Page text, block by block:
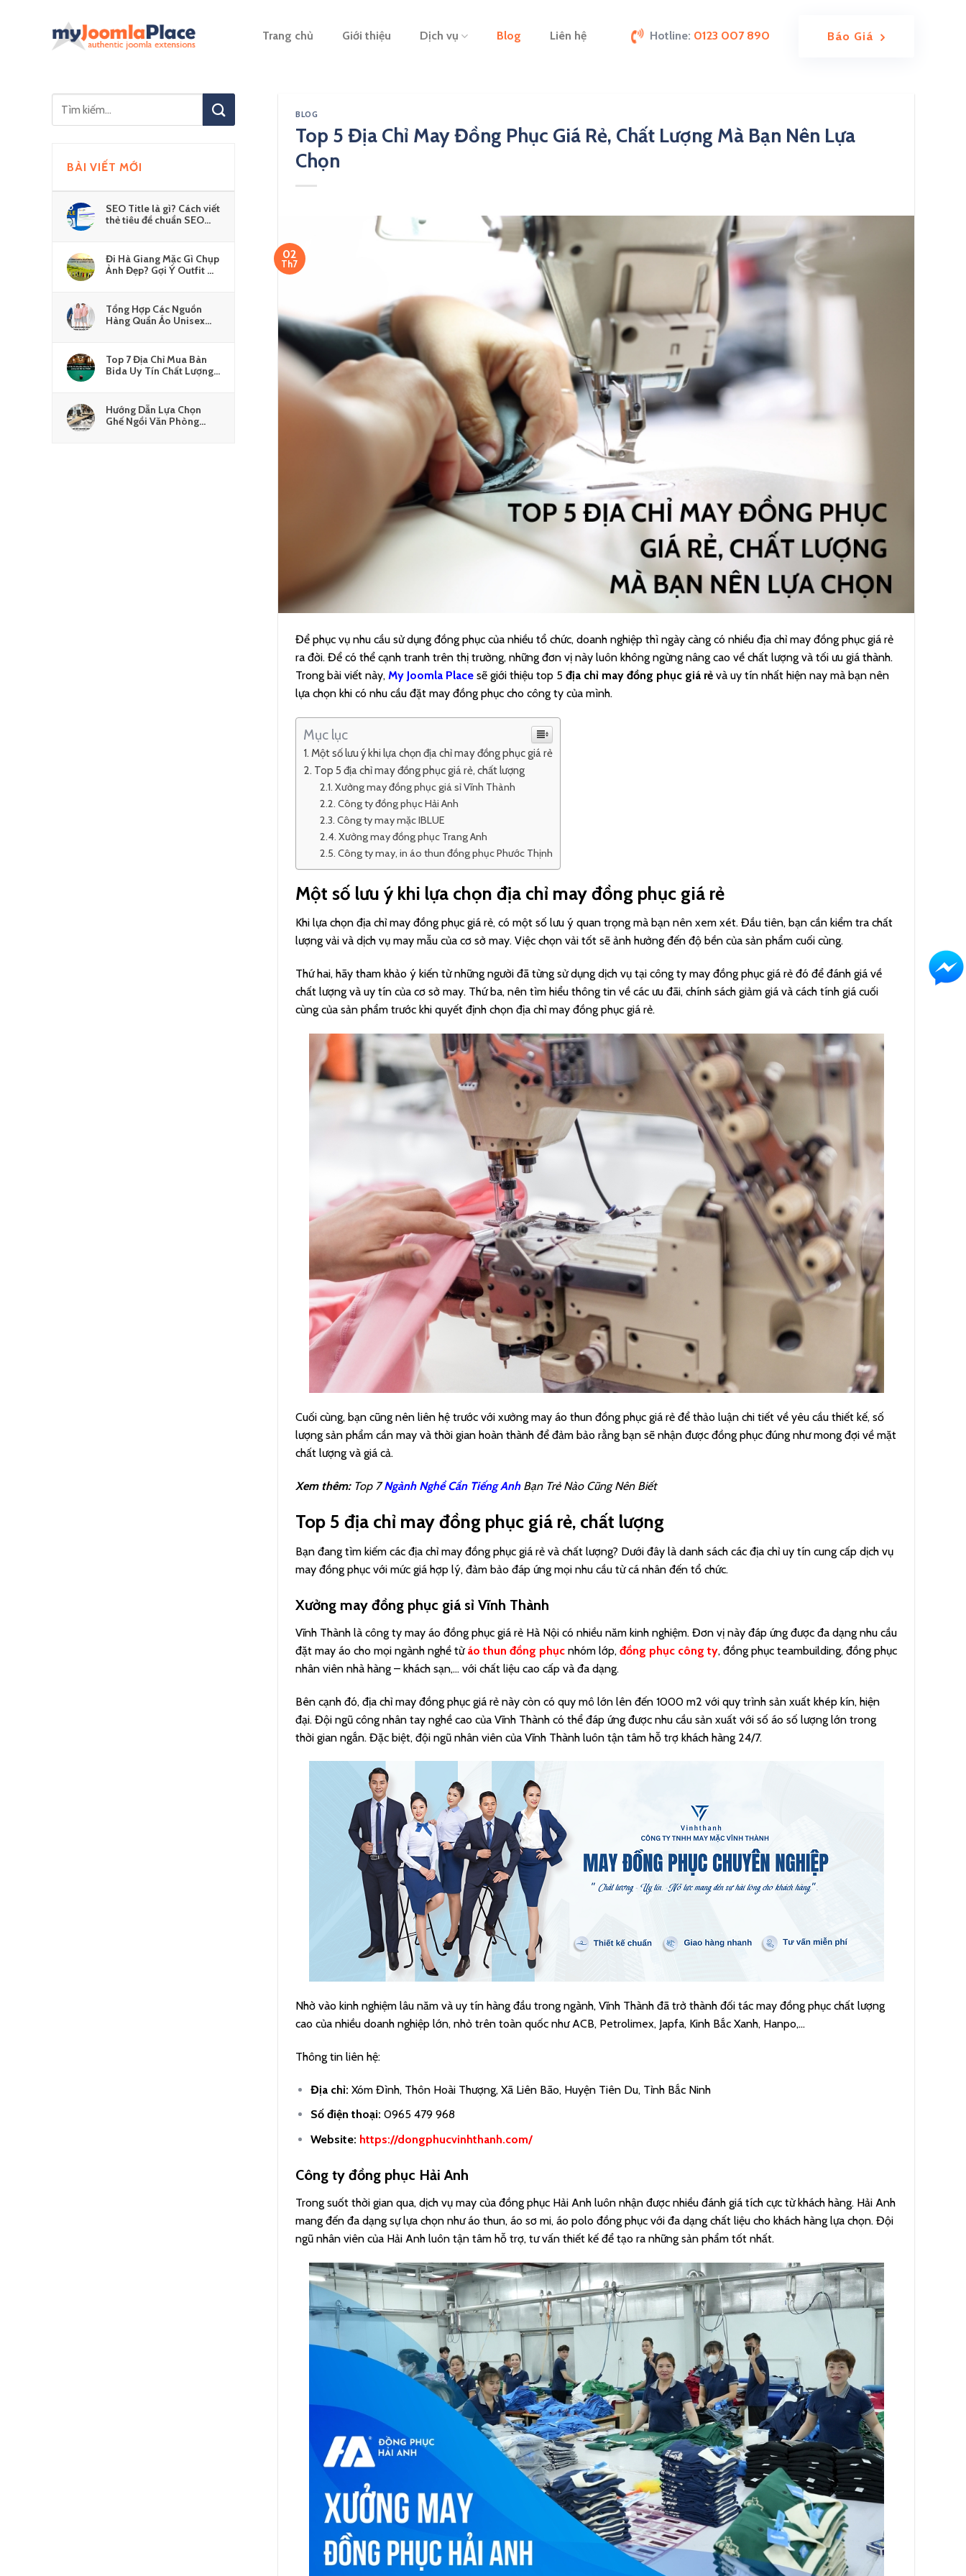
Trang chủ Giới thiệu Dịch vụ Blog Liên hệ Hotline: 0123 007 890 Báo Giá
BÀI VIẾT MỚI
SEO Title là gì? Cách viết
thẻ tiêu đề chuẩn SEO
Đi Hà Giang Mặc Gì Chụp
Ảnh Đẹp? Gợi Ý Outfit Đi
Tổng Hợp Các Nguồn
Hàng Quần Áo Unisex
Top 7 Địa Chỉ Mua Bàn
Bida Uy Tín Chất Lượng
Hướng Dẫn Lựa Chọn
Ghế Ngồi Văn Phòng
BLOG
Top 5 Địa Chỉ May Đồng Phục Giá Rẻ, Chất Lượng Mà Bạn Nên Lựa
Chọn
02
Th7
Để phục vụ nhu cầu sử dụng đồng phục của nhiều tổ chức, doanh nghiệp thì ngày càng có nhiều địa chỉ may đồng phục giá rẻ
ra đời. Để có thể cạnh tranh trên thị trường, những đơn vị này luôn không ngừng nâng cao về chất lượng và tối ưu giá thành.
Trong bài viết này, My Joomla Place sẽ giới thiệu top 5 địa chỉ may đồng phục giá rẻ và uy tín nhất hiện nay mà bạn nên
lựa chọn khi có nhu cầu đặt may đồng phục cho công ty của mình.
Mục lục
Một số lưu ý khi lựa chọn địa chỉ may đồng phục giá rẻ
Top 5 địa chỉ may đồng phục giá rẻ, chất lượng
Xưởng may đồng phục giá sỉ Vĩnh Thành
Công ty đồng phục Hải Anh
Công ty may mặc IBLUE
Xưởng may đồng phục Trang Anh
Công ty may, in áo thun đồng phục Phước Thịnh
Một số lưu ý khi lựa chọn địa chỉ may đồng phục giá rẻ
Khi lựa chọn địa chỉ may đồng phục giá rẻ, có một số lưu ý quan trọng mà bạn nên xem xét. Đầu tiên, bạn cần kiểm tra chất
lượng vải và dịch vụ may mẫu của cơ sở may. Việc chọn vải tốt sẽ ảnh hưởng đến độ bền của sản phẩm cuối cùng.
Thứ hai, hãy tham khảo ý kiến từ những người đã từng sử dụng dịch vụ tại công ty may đồng phục giá rẻ đó để đánh giá về
chất lượng và uy tín của cơ sở may. Thứ ba, nên tìm hiểu thông tin về các ưu đãi, chính sách giảm giá và cách tính giá cuối
cùng của sản phẩm trước khi quyết định chọn địa chỉ may đồng phục giá rẻ.
Cuối cùng, bạn cũng nên liên hệ trước với xưởng may áo thun đồng phục giá rẻ để thảo luận chi tiết về yêu cầu thiết kế, số
lượng sản phẩm cần may và thời gian hoàn thành để đảm bảo rằng bạn sẽ nhận được đồng phục đúng như mong đợi về mặt
chất lượng và giá cả.
Xem thêm: Top 7 Ngành Nghề Cần Tiếng Anh Bạn Trẻ Nào Cũng Nên Biết
Top 5 địa chỉ may đồng phục giá rẻ, chất lượng
Bạn đang tìm kiếm các địa chỉ may đồng phục giá rẻ và chất lượng? Dưới đây là danh sách các địa chỉ uy tín cung cấp dịch vụ
may đồng phục với mức giá hợp lý, đảm bảo đáp ứng mọi nhu cầu từ cá nhân đến tổ chức.
Xưởng may đồng phục giá sỉ Vĩnh Thành
Vĩnh Thành là công ty may áo đồng phục giá rẻ Hà Nội có nhiều năm kinh nghiệm. Đơn vị này đáp ứng được đa dạng nhu cầu
đặt may áo cho mọi ngành nghề từ áo thun đồng phục nhóm lớp, đồng phục công ty, đồng phục teambuilding, đồng phục
nhân viên nhà hàng – khách sạn,… với chất liệu cao cấp và đa dạng.
Bên cạnh đó, địa chỉ may đồng phục giá rẻ này còn có quy mô lớn lên đến 1000 m2 với quy trình sản xuất khép kín, hiện
đại. Đội ngũ công nhân tay nghề cao của Vĩnh Thành có thể đáp ứng được nhu cầu sản xuất với số áo số lượng lớn trong
thời gian ngắn. Đặc biệt, đội ngũ nhân viên của Vĩnh Thành luôn tận tâm hỗ trợ khách hàng 24/7.
Nhờ vào kinh nghiệm lâu năm và uy tín hàng đầu trong ngành, Vĩnh Thành đã trở thành đối tác may đồng phục chất lượng
cao của nhiều doanh nghiệp lớn, nhỏ trên toàn quốc như ACB, Petrolimex, Japfa, Kinh Bắc Xanh, Hanpo,…
Thông tin liên hệ:
Địa chỉ: Xóm Đình, Thôn Hoài Thượng, Xã Liên Bão, Huyện Tiên Du, Tỉnh Bắc Ninh
Số điện thoại: 0965 479 968
Website: https://dongphucvinhthanh.com/
Công ty đồng phục Hải Anh
Trong suốt thời gian qua, dịch vụ may của đồng phục Hải Anh luôn nhận được nhiều đánh giá tích cực từ khách hàng. Hải Anh
mang đến đa dạng sự lựa chọn như áo thun, áo sơ mi, áo polo đồng phục với đa dạng chất liệu cho khách hàng lựa chọn. Đội
ngũ nhân viên của Hải Anh luôn tận tâm hỗ trợ, tư vấn thiết kế để tạo ra những sản phẩm tốt nhất.